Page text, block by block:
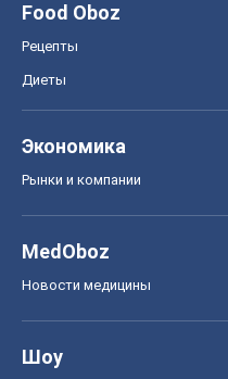
Food Oboz
Рецепты
Диеты
Экономика
Рынки и компании
MedOboz
Новости медицины
Шоу